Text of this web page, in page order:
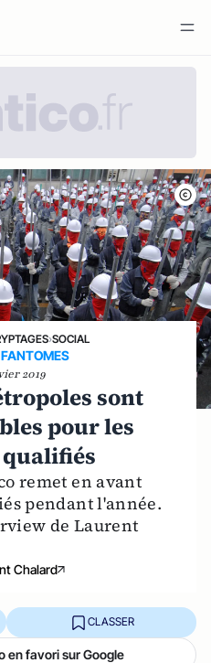
›SOCIAL
2019
sont
pour les
remet en avant
pendant l'année.
de Laurent
Chalard
CLASSER
en favori sur Google